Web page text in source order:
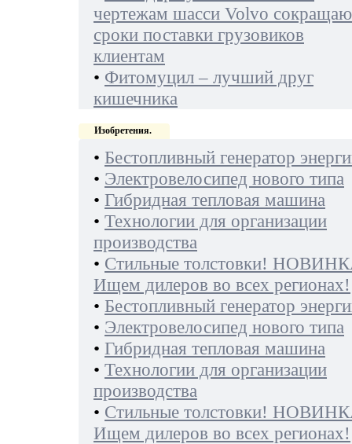
чертежам шасси Volvo
сроки поставки грузовиков
клиентам
• Фитомуцил – лучший друг
кишечника
Изобретения.
• Бестопливный генератор
• Электровелосипед нового типа
• Гибридная тепловая машина
• Технологии для организации
производства
• Стильные толстовки!
Ищем дилеров во всех регионах!
• Бестопливный генератор
• Электровелосипед нового типа
• Гибридная тепловая машина
• Технологии для организации
производства
• Стильные толстовки!
Ищем дилеров во всех регионах!